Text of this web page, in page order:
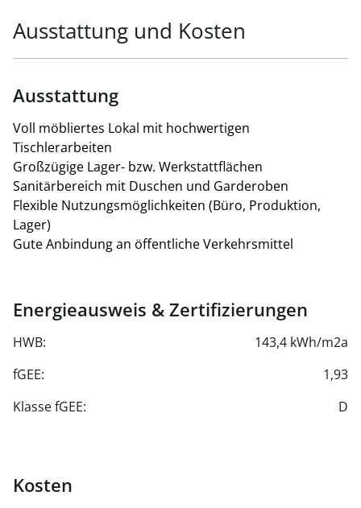
Ausstattung und Kosten
Ausstattung
Voll möbliertes Lokal mit hochwertigen
Tischlerarbeiten
Großzügige Lager- bzw. Werkstattflächen
Sanitärbereich mit Duschen und Garderoben
Flexible Nutzungsmöglichkeiten (Büro, Produktion,
Lager)
Gute Anbindung an öffentliche Verkehrsmittel
Energieausweis & Zertifizierungen
HWB:
143,4 kWh/m2a
fGEE:
1,93
Klasse fGEE:
D
Kosten